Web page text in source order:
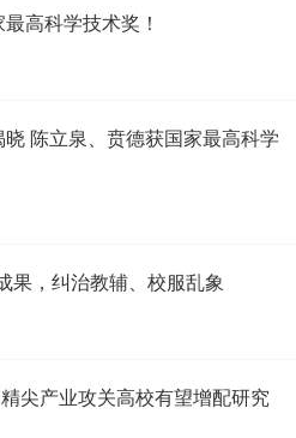
高科学技术奖！
陈立泉、贲德获国家最高科学
果，纠治教辅、校服乱象
尖产业攻关高校有望增配研究